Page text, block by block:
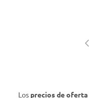
Los precios de oferta